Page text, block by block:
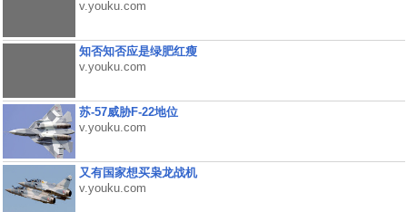
v.youku.com
知否知否应是绿肥红瘦
v.youku.com
苏-57威胁F-22地位
v.youku.com
又有国家想买枭龙战机
v.youku.com